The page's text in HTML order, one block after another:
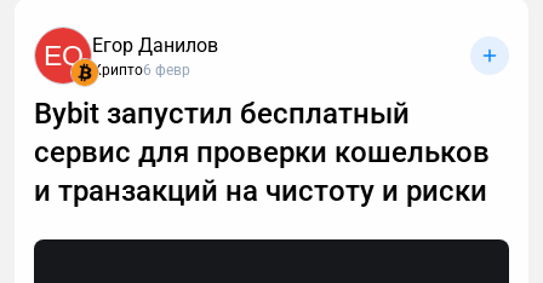
EQ Егор Данилов
Крипто6 февр
Bybit запустил бесплатный
сервис для проверки кошельков
и транзакций на чистоту и риски